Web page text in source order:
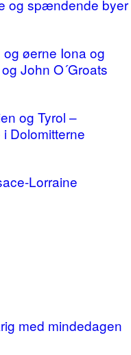
og spændende byer
øerne Iona og
John O´Groats
og Tyrol –
Dolomitterne
Lorraine
med mindedagen